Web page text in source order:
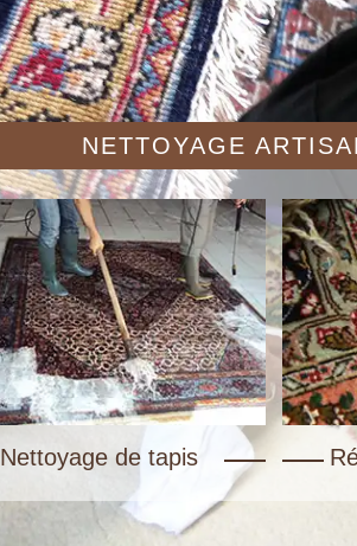
NETTOYAGE
Nettoyage de tapis